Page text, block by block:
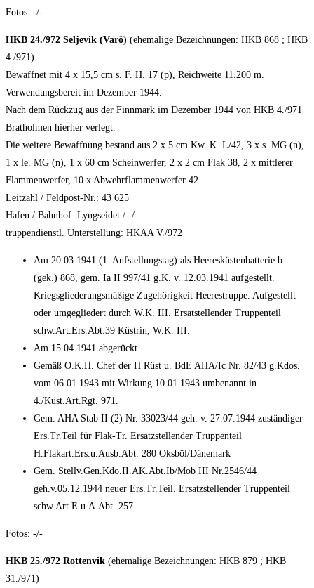
Fotos: -/-
HKB 24./972 Seljevik (Varö) (ehemalige Bezeichnungen: HKB 868 ; HKB
4./971)
Bewaffnet mit 4 x 15,5 cm s. F. H. 17 (p), Reichweite 11.200 m.
Verwendungsbereit im Dezember 1944.
Nach dem Rückzug aus der Finnmark im Dezember 1944 von HKB 4./971
Bratholmen hierher verlegt.
Die weitere Bewaffnung bestand aus 2 x 5 cm Kw. K. L/42, 3 x s. MG (n),
1 x le. MG (n), 1 x 60 cm Scheinwerfer, 2 x 2 cm Flak 38, 2 x mittlerer
Flammenwerfer, 10 x Abwehrflammenwerfer 42.
Leitzahl / Feldpost-Nr.: 43 625
Hafen / Bahnhof: Lyngseidet / -/-
truppendienstl. Unterstellung: HKAA V./972
Am 20.03.1941 (1. Aufstellungstag) als Heeresküstenbatterie b
(gek.) 868, gem. Ia II 997/41 g.K. v. 12.03.1941 aufgestellt.
Kriegsgliederungsmäßige Zugehörigkeit Heerestruppe. Aufgestellt
oder umgegliedert durch W.K. III. Ersatstellender Truppenteil
schw.Art.Ers.Abt.39 Küstrin, W.K. III.
Am 15.04.1941 abgerückt
Gemäß O.K.H. Chef der H Rüst u. BdE AHA/Ic Nr. 82/43 g.Kdos.
vom 06.01.1943 mit Wirkung 10.01.1943 umbenannt in
4./Küst.Art.Rgt. 971.
Gem. AHA Stab II (2) Nr. 33023/44 geh. v. 27.07.1944 zuständiger
Ers.Tr.Teil für Flak-Tr. Ersatzstellender Truppenteil
H.Flakart.Ers.u.Ausb.Abt. 280 Oksböl/Dänemark
Gem. Stellv.Gen.Kdo.II.AK.Abt.Ib/Mob III Nr.2546/44
geh.v.05.12.1944 neuer Ers.Tr.Teil. Ersatzstellender Truppenteil
schw.Art.E.u.A.Abt. 257
Fotos: -/-
HKB 25./972 Rottenvik (ehemalige Bezeichnungen: HKB 879 ; HKB
31./971)